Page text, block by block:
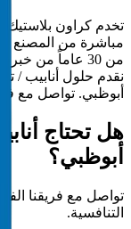
نقدم حلول أنابيب /
أبوظبي. تواصل مع
أبوظبي؟
تواصل مع فريقنا
التنافسية.